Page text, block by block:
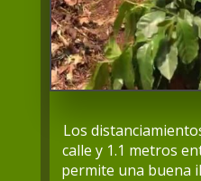
Los
calle y 1.1 metros
permite una buena